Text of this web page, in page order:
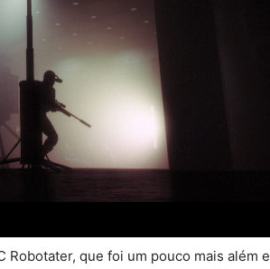
Robotater, que foi um pouco mais além e